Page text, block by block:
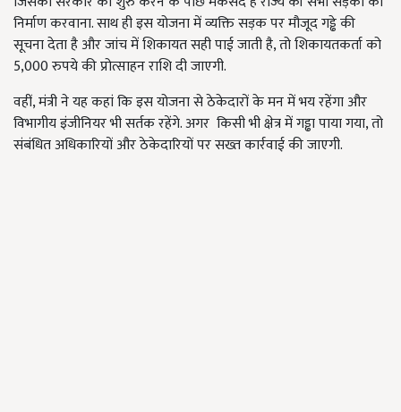
निर्माण करवाना. साथ ही इस योजना में व्यक्ति सड़क पर मौजूद गड्ढे की
सूचना देता है और जांच में शिकायत सही पाई जाती है, तो शिकायतकर्ता को
5,000 रुपये की प्रोत्साहन राशि दी जाएगी.
वहीं, मंत्री ने यह कहां कि इस योजना से ठेकेदारों के मन में भय रहेंगा और
विभागीय इंजीनियर भी सर्तक रहेंगे. अगर किसी भी क्षेत्र में गड्ढा पाया गया, तो
संबंधित अधिकारियों और ठेकेदारियों पर सख्त कार्रवाई की जाएगी.